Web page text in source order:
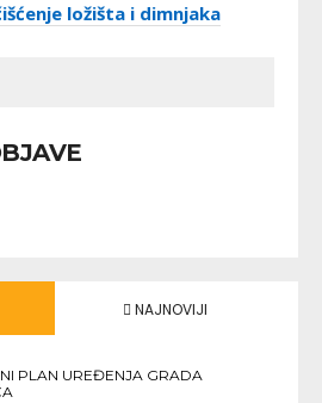
ložišta i dimnjaka
NAJNOVIJI
PLAN UREĐENJA GRADA